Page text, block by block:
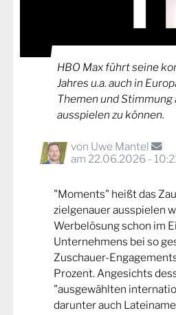
HBO Max führt seine
Jahres u.a. auch in
Themen und Stimmung
ausspielen zu können.
von Uwe Mantel
am 22.06.2026 -
"Moments" heißt das
zielgenauer ausspielen
Werbelösung schon im
Unternehmens bei so
Zuschauer-
Prozent. Angesichts
"ausgewählten
darunter auch